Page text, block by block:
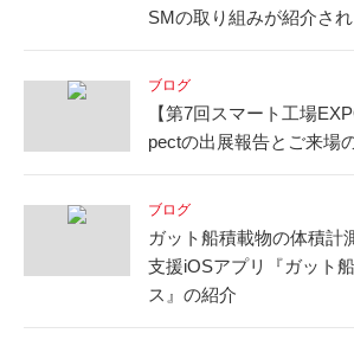
SMの取り組みが紹介さ
ブログ
【第7回スマート工場
pectの出展報告とご来場
ブログ
ガット船積載物の体積計
支援iOSアプリ『ガット
ス』の紹介